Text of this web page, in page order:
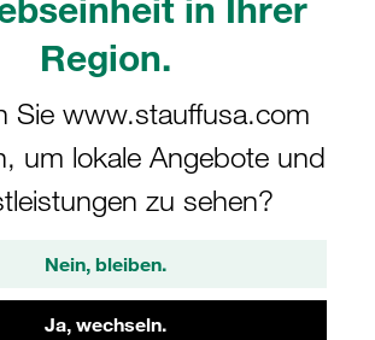
in Ihrer
Region.
Sie www.stauffusa.com
um lokale Angebote und
zu sehen?
Nein, bleiben.
Ja, wechseln.
der Serie STAUFF Connect
Innenkonus. Für die Hydraulik.
aus Stahl
Winkel-